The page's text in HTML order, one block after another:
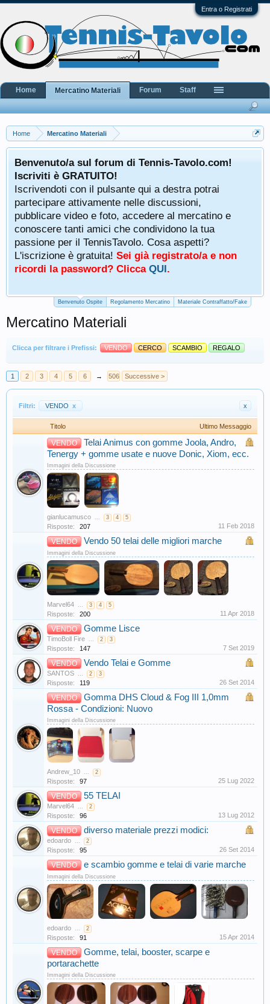
Entra o Registrati
Home Mercatino Materiali
Benvenuto/a sul forum di Tennis-Tavolo.com!
Iscriviti è GRATUITO!
Iscrivendoti con il pulsante qui a destra potrai
partecipare attivamente nelle discussioni,
pubblicare video e foto, accedere al mercatino e
conoscere tanti amici che condividono la tua
passione per il TennisTavolo. Cosa aspetti?
L'iscrizione è gratuita! Sei già registrato/a e non
ricordi la password? Clicca QUI.
Benvenuto Ospite Regolamento Mercatino Materiale Contraffatto/Fake
Mercatino Materiali
Clicca per filtrare i Prefissi: VENDO CERCO SCAMBIO REGALO
1 2 3 4 5 6 → 506 Successive >
Filtri: VENDO x x
Titolo Ultimo Messaggio
VENDO
Telai Animus con gomme Joola, Andro,
Tenergy + gomme usate e nuove Donic, Xiom, ecc.
Immagini della Discussione
gianlucamusco ... 3 4 5
Risposte: 207 11 Feb 2018
VENDO Vendo 50 telai delle migliori marche
Immagini della Discussione
Marvel64 ... 3 4 5
Risposte: 200 11 Apr 2018
VENDO Gomme Lisce
TimoBoll Fire ... 2 3
Risposte: 147 7 Set 2019
VENDO Vendo Telai e Gomme
SANTOS ... 2 3
Risposte: 119 26 Set 2014
VENDO
Gomma DHS Cloud & Fog III 1,0mm
Rossa - Condizioni: Nuovo
Immagini della Discussione
Andrew_10 ... 2
Risposte: 97 25 Lug 2022
VENDO 55 TELAI
Marvel64 ... 2
Risposte: 96 13 Lug 2012
VENDO diverso materiale prezzi modici:
edoardo ... 2
Risposte: 95 26 Set 2014
VENDO e scambio gomme e telai di varie marche
Immagini della Discussione
edoardo ... 2
Risposte: 91 15 Apr 2014
VENDO
Gomme, telai, booster, scarpe e
portarachette
Immagini della Discussione
Home Mercatino Materiali Forum Staff